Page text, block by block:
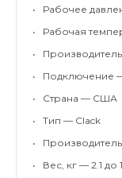
•
Рабочее
•
Рабочая
•
•
Подключение
•
Страна — США
•
Тип — Clack
•
•
Вес, кг — 2.1 до